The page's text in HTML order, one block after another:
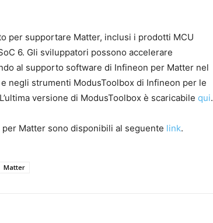
per supportare Matter, inclusi i prodotti MCU
6. Gli sviluppatori possono accelerare
al supporto software di Infineon per Matter nel
negli strumenti ModusToolbox di Infineon per le
versione di ModusToolbox è scaricabile qui.
Matter sono disponibili al seguente link.
Matter